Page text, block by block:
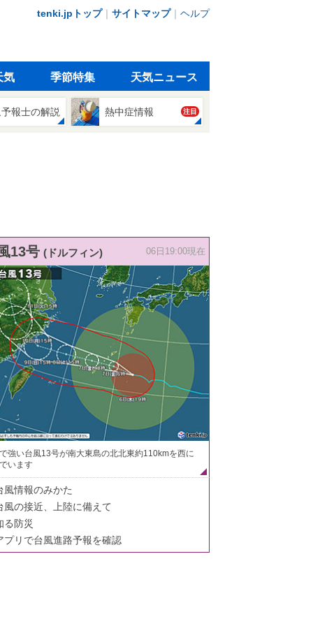
tenki.jpトップ｜ サイトマップ｜ ヘルプ
気 季節特集 天気ニュース
報士の解説 熱中症情報 注目
13号 (ドルフィン) 06日19:00現在
強い台風13号が南大東島の北北東約110kmを西に
います
風情報のみかた
風の接近、上陸に備えて
る防災
プリで台風進路予報を確認